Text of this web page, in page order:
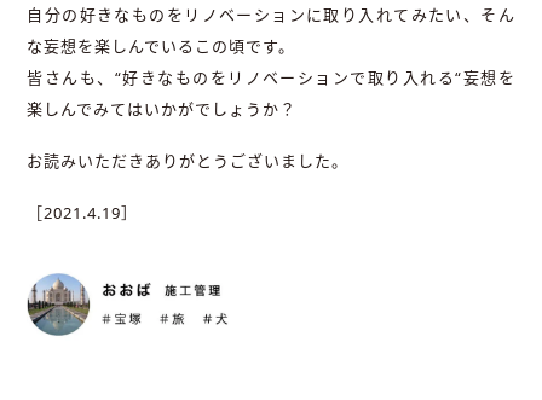
自分の好きなものをリノベーションに取り入れてみたい、そん
な妄想を楽しんでいるこの頃です。
皆さんも、“好きなものをリノベーションで取り入れる“妄想を
楽しんでみてはいかがでしょうか？
お読みいただきありがとうございました。
［2021.4.19］